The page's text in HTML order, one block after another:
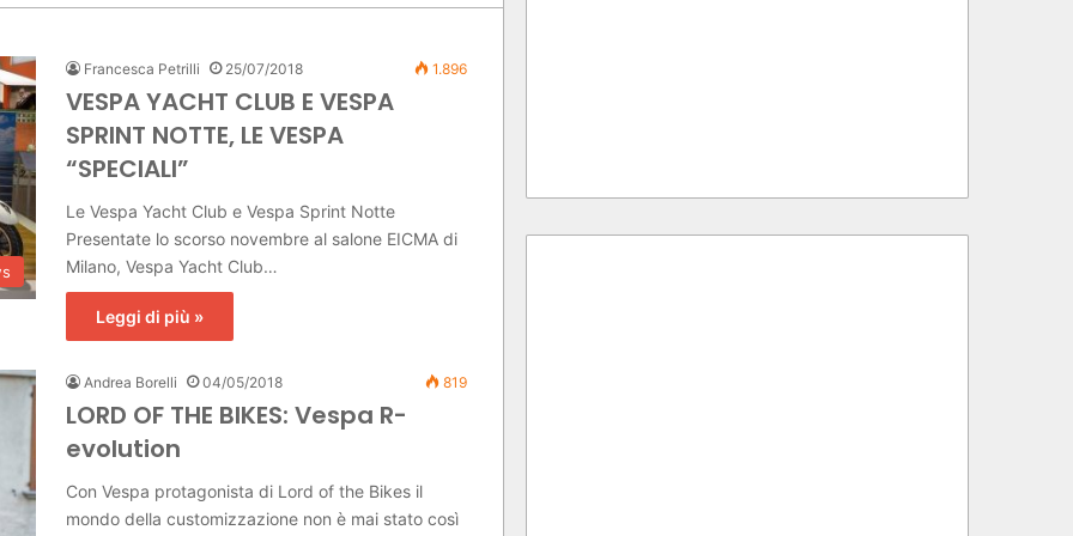
e
c
p
Francesca Petrilli 25/07/2018 1.896
VESPA YACHT CLUB E VESPA
SPRINT NOTTE, LE VESPA
“SPECIALI”
Le Vespa Yacht Club e Vespa Sprint Notte
Presentate lo scorso novembre al salone EICMA di
Milano, Vespa Yacht Club…
Leggi di più »
Andrea Borelli 04/05/2018 819
LORD OF THE BIKES: Vespa R-
evolution
Con Vespa protagonista di Lord of the Bikes il
mondo della customizzazione non è mai stato così